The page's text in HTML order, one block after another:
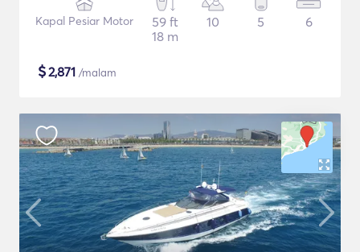
Kapal Pesiar Motor
59 ft
18 m
10 5 6
$2,871 /malam